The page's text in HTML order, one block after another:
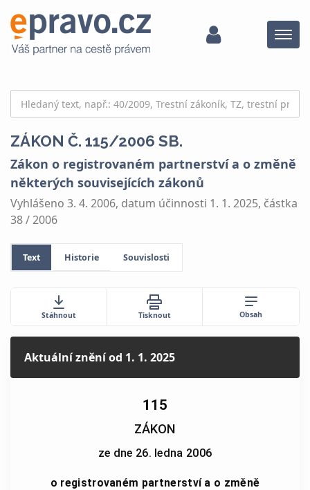
Menu
ZÁKON Č. 115/2006 SB.
Zákon o registrovaném partnerství a o změně
některých souvisejících zákonů
Vyhlášeno 3. 4. 2006, datum účinnosti 1. 1. 2025, částka
38 / 2006
Text Historie Souvislosti
Stáhnout Tisknout Obsah
Aktuální zněníod 1. 1. 2025
115
ZÁKON
ze dne 26. ledna 2006
o registrovaném partnerství a o změně